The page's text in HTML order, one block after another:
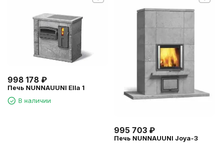
998 178 ₽
Печь NUNNAUUNI Ella 1
В наличии
995 703 ₽
Печь NUNNAUUNI Joya-3